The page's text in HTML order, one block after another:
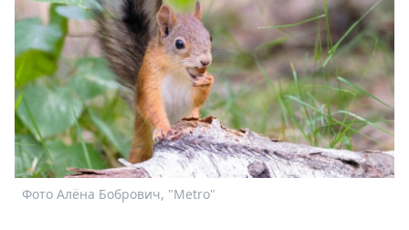
Metro
Стримы
Спецпроекты
Звезды
Выборы
2026
Скачай
Metro
Фото Алёна Бобрович, "Metro"